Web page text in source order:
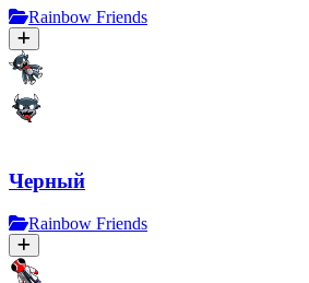
Rainbow Friends
Черный
Rainbow Friends